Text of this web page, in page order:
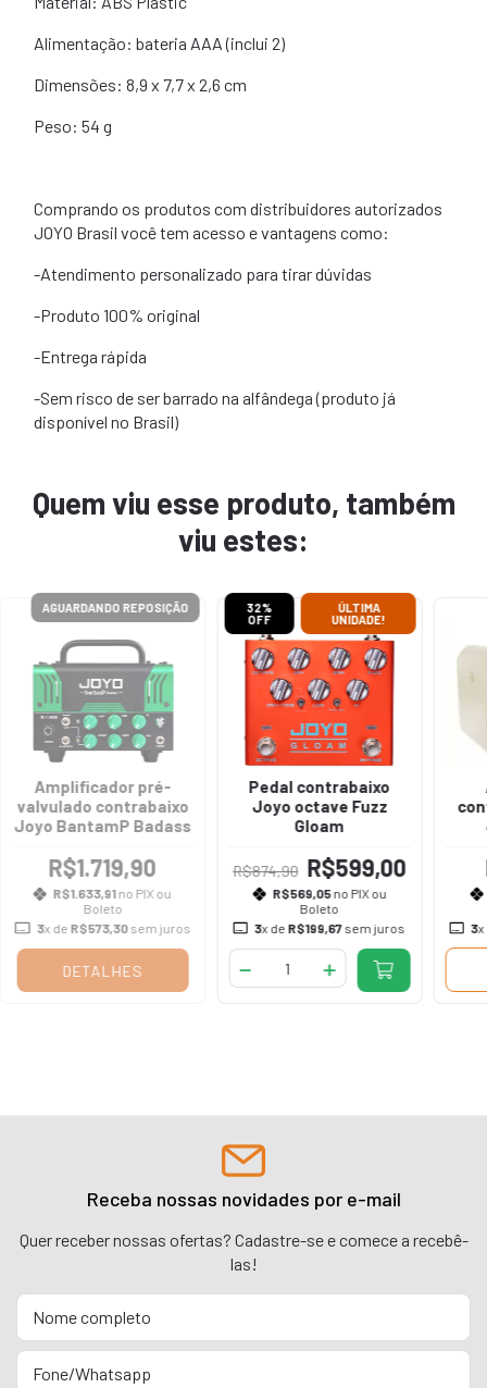
Alimentação: bateria AAA (inclui 2)
Dimensões: 8,9 x 7,7 x 2,6 cm
Peso: 54 g
Comprando os produtos com distribuidores autorizados
JOYO Brasil você tem acesso e vantagens como:
-Atendimento personalizado para tirar dúvidas
-Produto 100% original
-Entrega rápida
-Sem risco de ser barrado na alfândega (produto j
disponível no Brasil)
Quem viu esse produto, também
viu estes:
AGUARDANDO REPOSIÇÃO
Amplificador pré-
valvulado contrabaixo
Joyo BantamP Badass
R$1.719,90
R$1.633,91no PIX ou
Boleto
3x de R$573,30sem juros
DETALHES
32%
OFF
ÚLTIMA
UNIDADE!
Pedal contrabaixo
Joyo octave Fuzz
Gloam
R$874,90 R$599,00
R$569,05no PIX ou
Boleto
3x de R$199,67sem juros 3
Receba nossas novidades por e-mail
Quer receber nossas ofertas? Cadastre-se e comece a recebê-
las!